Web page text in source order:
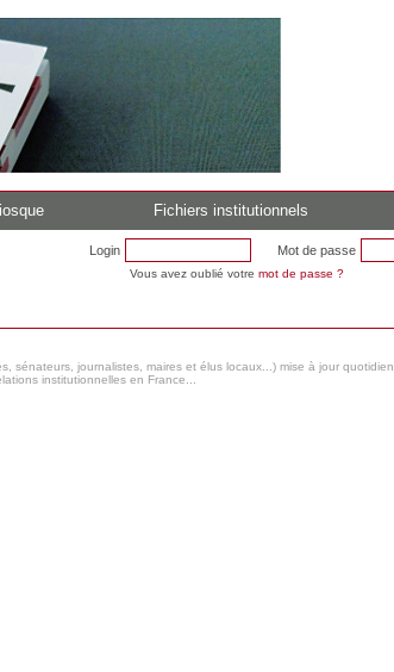
Fichiers institutionnels
Login Mot de passe
Vous avez oublié votre mot de passe ?
sénateurs, journalistes, maires et élus locaux...) mise à jour
institutionnelles en France...